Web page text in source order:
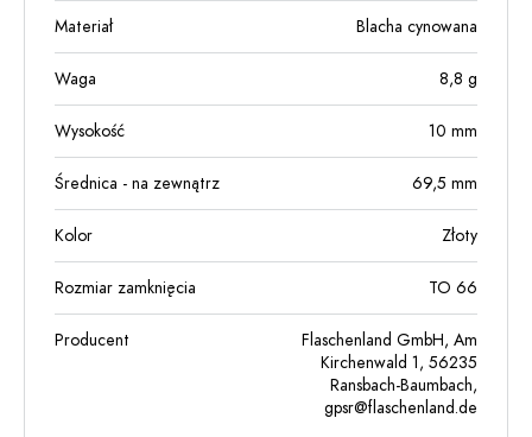
Materiał Blacha cynowana
Waga 8,8 g
Wysokość 10 mm
Średnica - na zewnątrz 69,5 mm
Kolor Złoty
Rozmiar zamknięcia TO 66
Producent
Flaschenland GmbH, Am
Kirchenwald 1, 56235
Ransbach-Baumbach,
gpsr@flaschenland.de